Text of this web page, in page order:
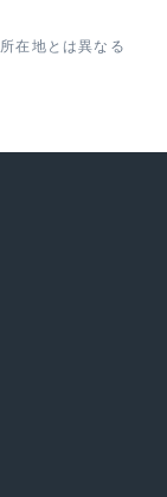
在地とは異なる